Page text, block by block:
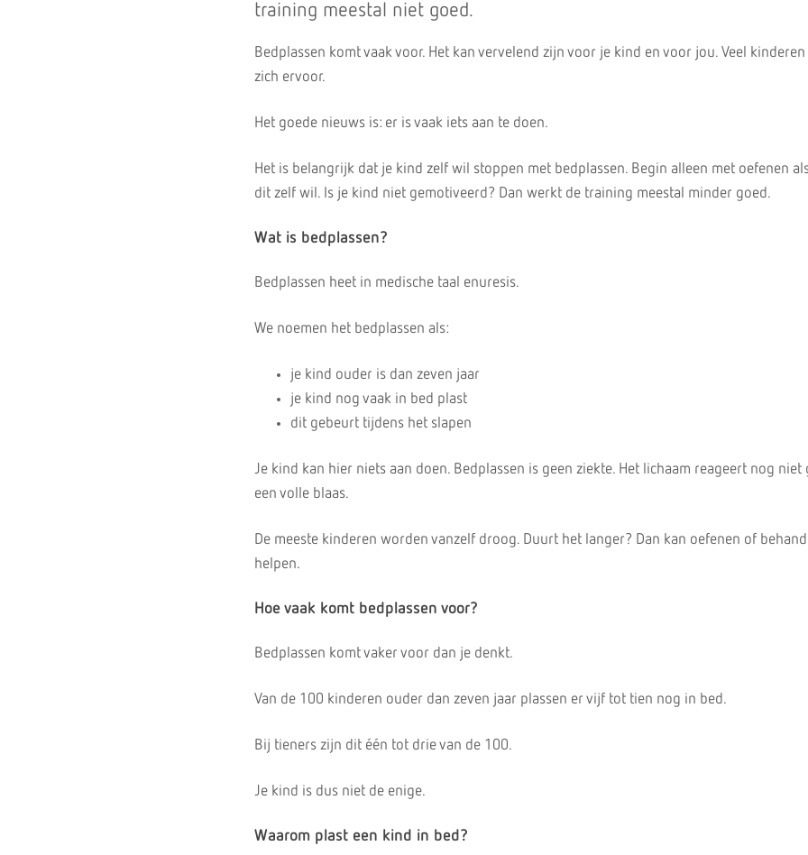
training meestal niet goed.
Bedplassen komt vaak voor. Het kan vervelend zijn voor je kind en voor jou. Veel kinderen
zich ervoor.
Het goede nieuws is: er is vaak iets aan te doen.
Het is belangrijk dat je kind zelf wil stoppen met bedplassen. Begin alleen met oefenen
dit zelf wil. Is je kind niet gemotiveerd? Dan werkt de training meestal minder goed.
Wat is bedplassen?
Bedplassen heet in medische taal enuresis.
We noemen het bedplassen als:
je kind ouder is dan zeven jaar
je kind nog vaak in bed plast
dit gebeurt tijdens het slapen
Je kind kan hier niets aan doen. Bedplassen is geen ziekte. Het lichaam reageert nog niet
een volle blaas.
De meeste kinderen worden vanzelf droog. Duurt het langer? Dan kan oefenen of
helpen.
Hoe vaak komt bedplassen voor?
Bedplassen komt vaker voor dan je denkt.
Van de 100 kinderen ouder dan zeven jaar plassen er vijf tot tien nog in bed.
Bij tieners zijn dit één tot drie van de 100.
Je kind is dus niet de enige.
Waarom plast een kind in bed?